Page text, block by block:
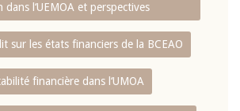
dans l‘UEMOA et perspectives
sur les états financiers de la BCEAO
financière dans l‘UMOA